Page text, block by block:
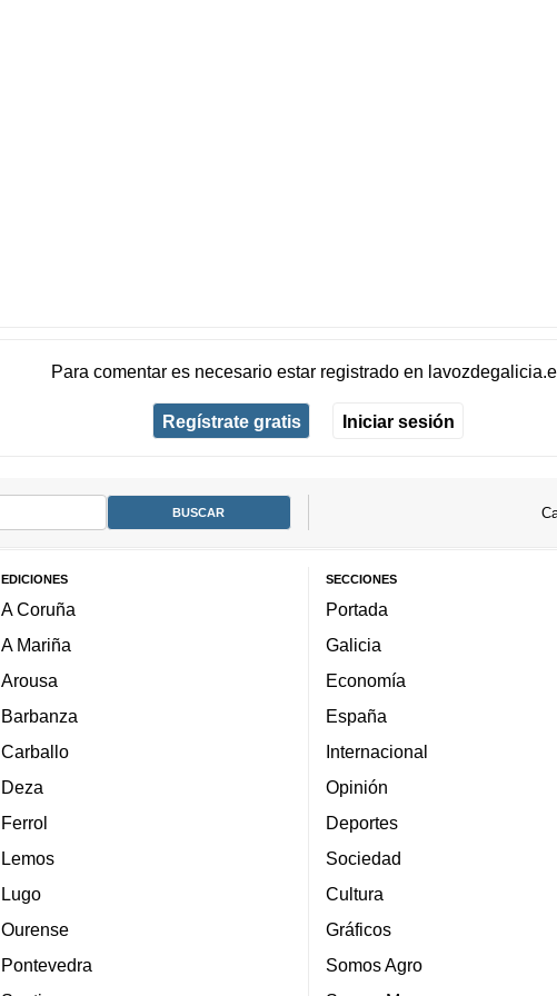
Para comentar es necesario estar registradoen
Regístrate gratis Iniciar sesión
EDICIONES
A Coruña
A Mariña
Arousa
Barbanza
Carballo
Deza
Ferrol
Lemos
Lugo
Ourense
Pontevedra
SECCIONES
Portada
Galicia
Economía
España
Internacional
Opinión
Deportes
Sociedad
Cultura
Gráficos
Somos Agro